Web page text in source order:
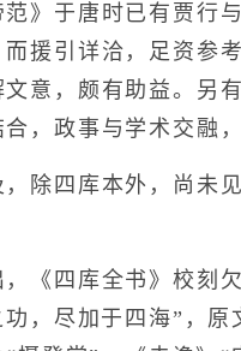
于唐时已有贾行
而援引详洽，足资参
意，颇有助益。另
，政事与学术交融
四库本外，尚未
四库全书》校刻
，尽加于四海”，